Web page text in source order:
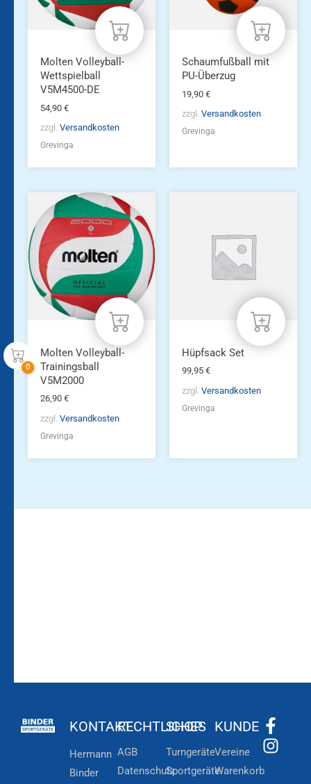
Molten Volleyball-
Wettspielball
V5M4500-DE
54,90 €
zzgl. Versandkosten
Grevinga
Schaumfußball mit
PU-Überzug
19,90 €
zzgl. Versandkosten
Grevinga
Molten Volleyball-
Trainingsball
V5M2000
26,90 €
zzgl. Versandkosten
Grevinga
Hüpfsack Set
99,95 €
zzgl. Versandkosten
Grevinga
KONTAKT
Hermann
Binder
RECHTLICHES
AGB
Datenschutz
SHOP
Turngeräte
Sportgeräte
KUNDE
Vereine
Warenkorb